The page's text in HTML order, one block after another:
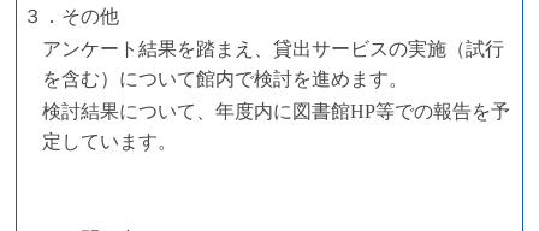
３．その他
アンケート結果を踏まえ、貸出サービスの実施（試行
を含む）について館内で検討を進めます。
検討結果について、年度内に図書館HP等での報告を予
定しています。